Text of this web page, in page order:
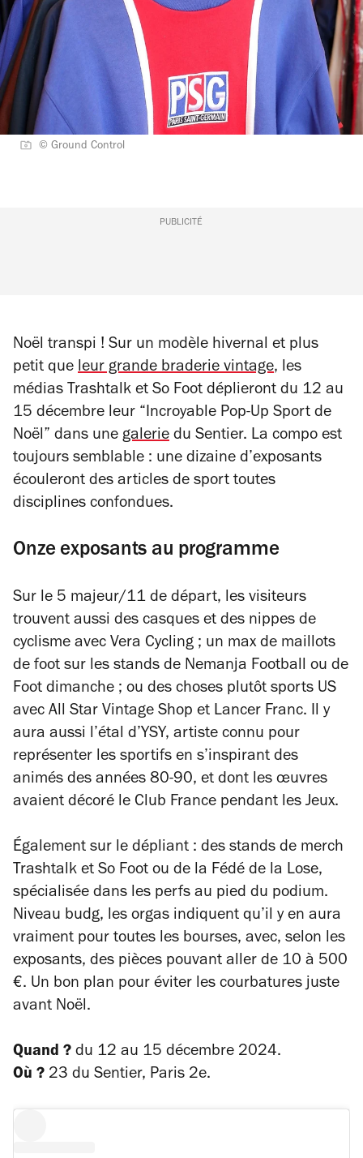
© Ground Control
PUBLICITÉ
Noël transpi ! Sur un modèle hivernal et plus
petit que leur grande braderie vintage, les
médias Trashtalk et So Foot déplieront du 12 au
15 décembre leur “Incroyable Pop-Up Sport de
Noël” dans une galerie du Sentier. La compo est
toujours semblable : une dizaine d’exposants
écouleront des articles de sport toutes
disciplines confondues.
Onze exposants au programme
Sur le 5 majeur/11 de départ, les visiteurs
trouvent aussi des casques et des nippes de
cyclisme avec Vera Cycling ; un max de maillots
de foot sur les stands de Nemanja Football ou de
Foot dimanche ; ou des choses plutôt sports US
avec All Star Vintage Shop et Lancer Franc. Il y
aura aussi l’étal d’YSY, artiste connu pour
représenter les sportifs en s’inspirant des
animés des années 80-90, et dont les œuvres
avaient décoré le Club France pendant les Jeux.
Également sur le dépliant : des stands de merch
Trashtalk et So Foot ou de la Fédé de la Lose,
spécialisée dans les perfs au pied du podium.
Niveau budg, les orgas indiquent qu’il y en aura
vraiment pour toutes les bourses, avec, selon les
exposants, des pièces pouvant aller de 10 à 500
€. Un bon plan pour éviter les courbatures juste
avant Noël.
Quand ? du 12 au 15 décembre 2024.
Où ? 23 du Sentier, Paris 2e.